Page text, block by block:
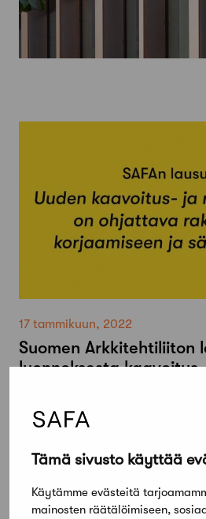
Tämä sivusto käyttää
Käytämme evästeitä
mainosten räätälöimiseen,
17 tammikuun, 2022
Suomen Arkkitehtiliiton
luonnoksesta